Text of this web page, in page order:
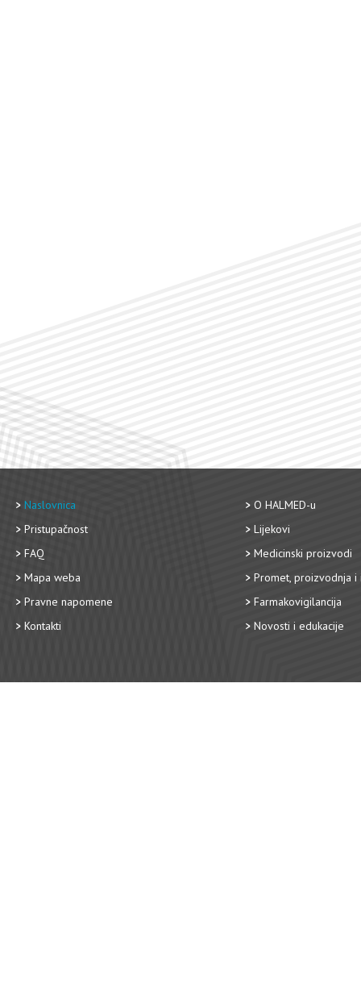
Naslovnica
Pristupačnost
FAQ
Mapa weba
Pravne napomene
Kontakti
O HALMED-u
Lijekovi
Medicinski proizvodi
Promet, proizvodnja i
Farmakovigilancija
Novosti i edukacije